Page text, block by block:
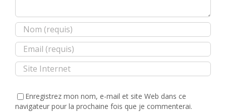
Enregistrez mon nom, e-mail et site Web dans ce
navigateur pour la prochaine fois que je commenterai.